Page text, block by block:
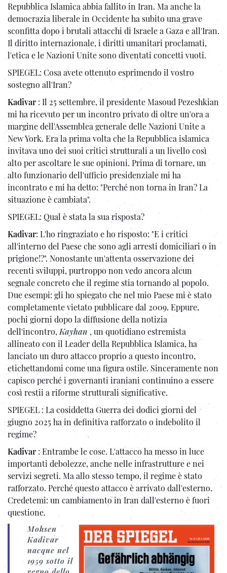
Repubblica Islamica abbia fallito in Iran. Ma anche la
democrazia liberale in Occidente ha subito una grave
sconfitta dopo i brutali attacchi di Israele a Gaza e all'Iran.
Il diritto internazionale, i diritti umanitari proclamati,
l'etica e le Nazioni Unite sono diventati concetti vuoti.
SPIEGEL: Cosa avete ottenuto esprimendo il vostro
sostegno all'Iran?
Kadivar: Il 25 settembre, il presidente Masoud Pezeshkian
mi ha ricevuto per un incontro privato di oltre un'ora a
margine dell'Assemblea generale delle Nazioni Unite a
New York. Era la prima volta che la Repubblica islamica
invitava uno dei suoi critici strutturali a un livello così
alto per ascoltare le sue opinioni. Prima di tornare, un
alto funzionario dell'ufficio presidenziale mi ha
incontrato e mi ha detto: "Perché non torna in Iran? La
situazione è cambiata".
SPIEGEL: Qual è stata la sua risposta?
Kadivar: L'ho ringraziato e ho risposto: "E i critici
all'interno del Paese che sono agli arresti domiciliari o in
prigione!?". Nonostante un'attenta osservazione dei
recenti sviluppi, purtroppo non vedo ancora alcun
segnale concreto che il regime stia tornando al popolo.
Due esempi: gli ho spiegato che nel mio Paese mi è stato
completamente vietato pubblicare dal 2009. Eppure,
pochi giorni dopo la diffusione della notizia
dell'incontro, Kayhan , un quotidiano estremista
allineato con il Leader della Repubblica Islamica, ha
lanciato un duro attacco proprio a questo incontro,
etichettandomi come una figura ostile. Sinceramente non
capisco perché i governanti iraniani continuino a essere
così restii a riforme strutturali significative.
SPIEGEL : La cosiddetta Guerra dei dodici giorni del
giugno 2025 ha in definitiva rafforzato o indebolito il
regime?
Kadivar: Entrambe le cose. L'attacco ha messo in luce
importanti debolezze, anche nelle infrastrutture e nei
servizi segreti. Ma allo stesso tempo, il regime è stato
rafforzato. Perché questo attacco è arrivato dall'esterno.
Credetemi: un cambiamento in Iran dall'esterno è fuori
questione.
Mohsen
Kadivar
nacque nel
1959 sotto il